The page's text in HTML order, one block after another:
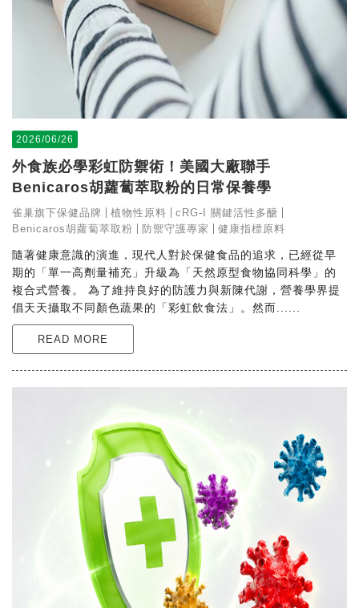
2026/06/26
外食族必學彩虹防禦術！美國大廠聯手
Benicaros胡蘿蔔萃取粉的日常保養學
雀巢旗下保健品牌 植物性原料
cRG-I 關鍵活性多醣
Benicaros胡蘿蔔萃取粉
防禦守護專家 健康指標原料
隨著健康意識的演進，現代人對於保健食品的追求，已經從早
期的「單一高劑量補充」升級為「天然原型食物協同科學」的
複合式營養。 為了維持良好的防護力與新陳代謝，營養學界提
倡天天攝取不同顏色蔬果的「彩虹飲食法」。然而......
READ MORE